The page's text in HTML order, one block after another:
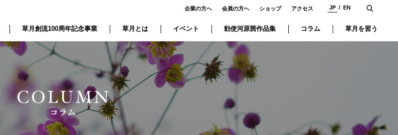
企業の方へ 会員の方へ ショップ アクセス JP EN
草月創流100周年記念事業 草月とは イベント 勅使河原茜作品集 コラム 草月を習う